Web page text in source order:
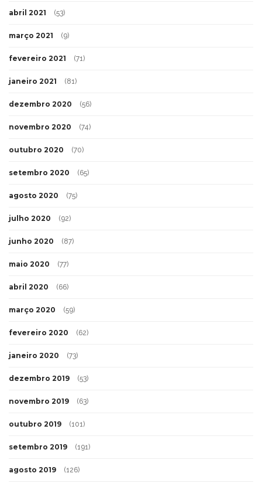
abril 2021 (53)
março 2021 (9)
fevereiro 2021 (71)
janeiro 2021 (81)
dezembro 2020 (56)
novembro 2020 (74)
outubro 2020 (70)
setembro 2020 (65)
agosto 2020 (75)
julho 2020 (92)
junho 2020 (87)
maio 2020 (77)
abril 2020 (66)
março 2020 (59)
fevereiro 2020 (62)
janeiro 2020 (73)
dezembro 2019 (53)
novembro 2019 (63)
outubro 2019 (101)
setembro 2019 (191)
agosto 2019 (126)